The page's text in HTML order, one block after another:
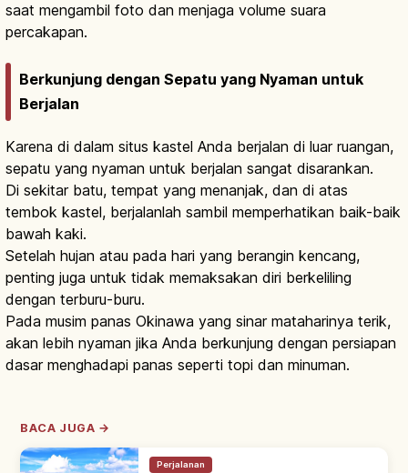
saat mengambil foto dan menjaga volume suara
percakapan.
Berkunjung dengan Sepatu yang Nyaman untuk
Berjalan
Karena di dalam situs kastel Anda berjalan di luar ruangan,
sepatu yang nyaman untuk berjalan sangat disarankan.
Di sekitar batu, tempat yang menanjak, dan di atas
tembok kastel, berjalanlah sambil memperhatikan baik-baik
bawah kaki.
Setelah hujan atau pada hari yang berangin kencang,
penting juga untuk tidak memaksakan diri berkeliling
dengan terburu-buru.
Pada musim panas Okinawa yang sinar mataharinya terik,
akan lebih nyaman jika Anda berkunjung dengan persiapan
dasar menghadapi panas seperti topi dan minuman.
BACA JUGA →
Perjalanan